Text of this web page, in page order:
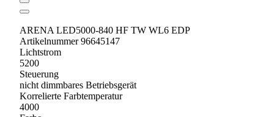
ARENA LED5000-840 HF TW WL6 EDP
Artikelnummer 96645147
Lichtstrom
5200
Steuerung
nicht dimmbares Betriebsgerät
Korrelierte Farbtemperatur
4000